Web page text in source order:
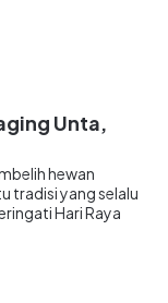
Unta,
hewan
tradisi yang selalu
Hari Raya